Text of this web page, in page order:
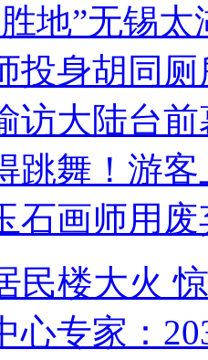
地”无锡
投身胡同
访大陆台
跳舞！游客
石画师用
民楼大火
心专家：